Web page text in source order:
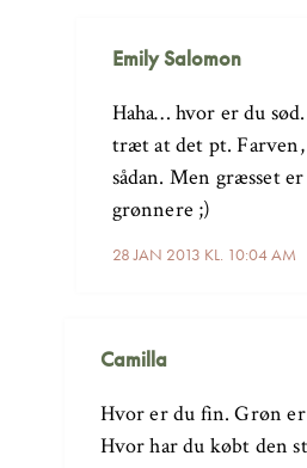
Emily Salomon
28 JAN 2013 KL. 10:04 AM
Haha… hvor er du
træt at det pt.
sådan. Men græsset
grønnere ;)
Camilla
Hvor er du fin. Grøn
Hvor har du købt den